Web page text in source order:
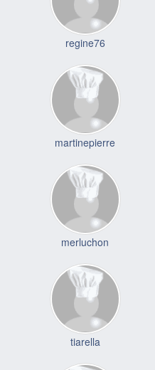
regine76
martinepierre
merluchon
tiarella